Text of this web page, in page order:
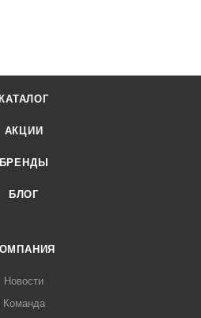
КАТАЛОГ
АКЦИИ
БРЕНДЫ
БЛОГ
Новости
Команда